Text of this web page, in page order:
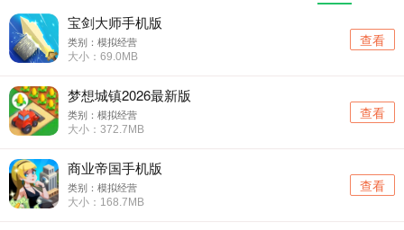
宝剑大师手机版
类别：模拟经营
大小：69.0MB
查看
梦想城镇2026最新版
类别：模拟经营
大小：372.7MB
查看
商业帝国手机版
类别：模拟经营
大小：168.7MB
查看